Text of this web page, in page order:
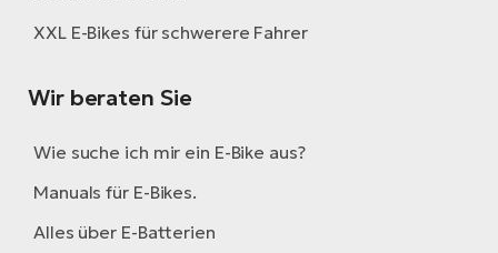
XXL E-Bikes für schwerere Fahrer
Wir beraten Sie
Wie suche ich mir ein E-Bike aus?
Manuals für E-Bikes.
Alles über E-Batterien